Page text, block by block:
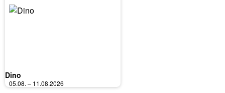
Dino
05.08. – 11.08.2026